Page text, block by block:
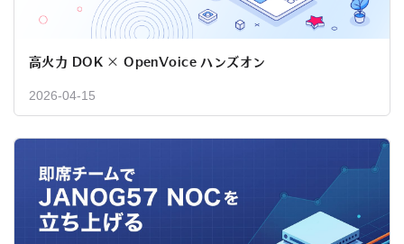
高火力 DOK × OpenVoice ハンズオン
2026-04-15